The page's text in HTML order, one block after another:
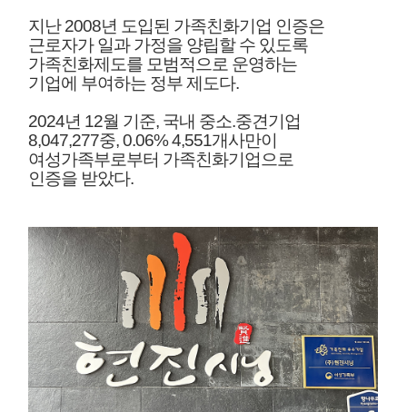
지난 2008년 도입된 가족친화기업 인증은
근로자가 일과 가정을 양립할 수 있도록
가족친화제도를 모범적으로 운영하는
기업에 부여하는 정부 제도다.
2024년 12월 기준, 국내 중소.중견기업
8,047,277중, 0.06% 4,551개사만이
여성가족부로부터 가족친화기업으로
인증을 받았다.